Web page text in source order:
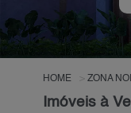
HOME ZONA
Imóveis à